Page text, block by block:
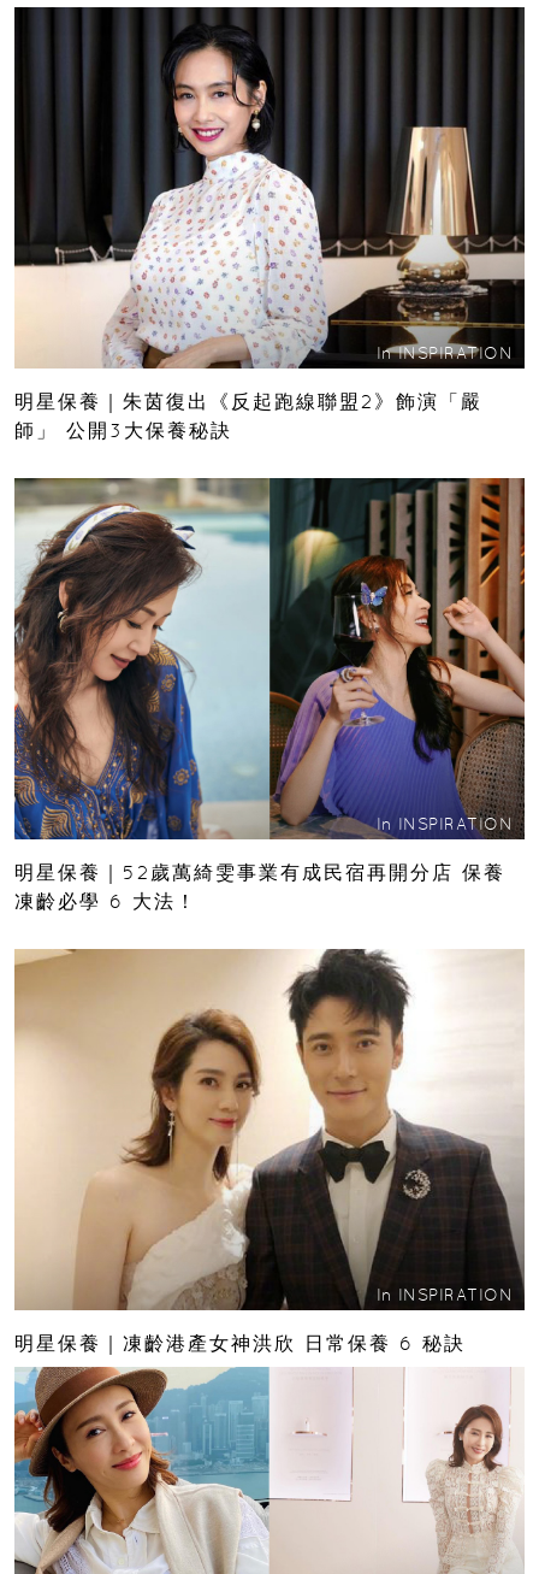
In INSPIRATION
明星保養｜朱茵復出《反起跑線聯盟2》飾演「嚴
師」 公開3大保養秘訣
In INSPIRATION
明星保養｜52歲萬綺雯事業有成民宿再開分店 保養
凍齡必學 6 大法！
In INSPIRATION
明星保養｜凍齡港產女神洪欣 日常保養 6 秘訣